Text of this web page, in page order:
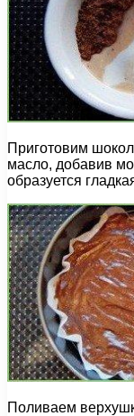
Приготовим
масло, добавив
образуется
Поливаем